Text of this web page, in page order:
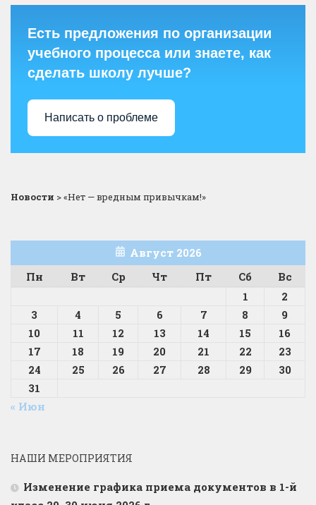
Есть предложения по организации
учебного процесса или знаете, как
сделать школу лучше?
Написать о проблеме
Новости >«Нет — вредным привычкам!»
Август 2026
Пн
Вт Ср Чт Пт Сб
Вс
1
2
3
4 5 6 7 8
9
10
11 12 13 14 15
16
17
18 19 20 21 22
23
24
25 26 27 28 29
30
31
« Июн
НАШИ МЕРОПРИЯТИЯ
Изменение графика приема документов в 1-й